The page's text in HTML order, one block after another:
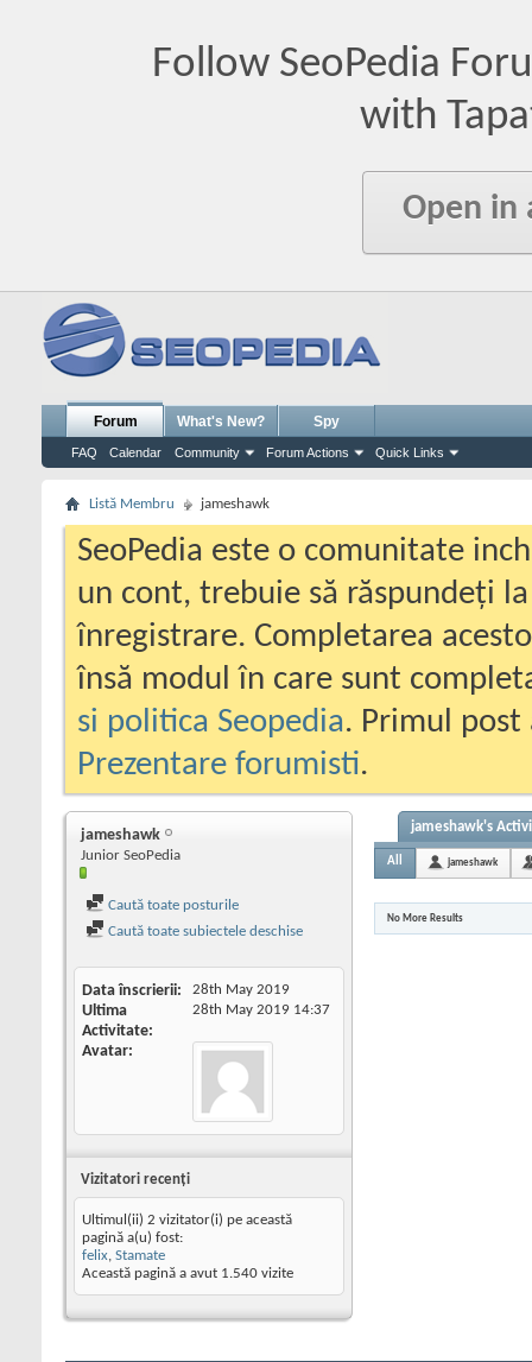
Follow SeoPedia
with
Open in
Forum
FAQ Calendar Community Forum Actions Quick Links
What's New? Spy
Listă Membru jameshawk
SeoPedia este o comunitate
un cont, trebuie să răspundeți
înregistrare. Completarea
însă modul în care sunt
si politica Seopedia. Primul
Prezentare forumisti.
jameshawk
Junior SeoPedia
Caută toate posturile
Caută toate subiectele deschise
Data înscrierii 28th May 2019
Ultima
Activitate
28th May 2019 14:37
Avatar
Vizitatori recenţi
Ultimul(ii) 2 vizitator(i) pe această
pagină a(u) fost:
felix, Stamate
Această pagină a avut 1.540 vizite
jameshawk's
All jameshawk
No More Results